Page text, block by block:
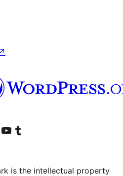
↗
besuchen
besuchen
Konto besuchen
Unseren YouTube-Kanal besuchen
Unser Tumblr-Konto besuchen
is the intellectual property